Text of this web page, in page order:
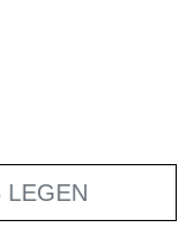
LEGEN